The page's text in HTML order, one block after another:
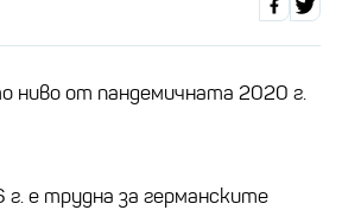
ниво от пандемичната 2020 г.
е трудна за германските